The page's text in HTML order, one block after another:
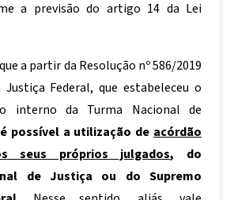
a previsão do artigo 14 da Lei
a partir da Resolução nº 586/2019
Federal, que estabeleceu o
interno da Turma Nacional de
é possível a utilização de acórdão
seus próprios julgados, do
de Justiça ou do Supremo